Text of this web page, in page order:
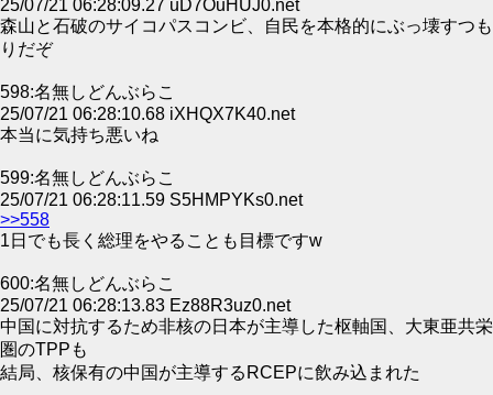
25/07/21 06:28:09.27 uD7OuHUJ0.net
森山と石破のサイコパスコンビ、自民を本格的にぶっ壊すつも
りだぞ
598:名無しどんぶらこ
25/07/21 06:28:10.68 iXHQX7K40.net
本当に気持ち悪いね
599:名無しどんぶらこ
25/07/21 06:28:11.59 S5HMPYKs0.net
>>558
1日でも長く総理をやることも目標ですw
600:名無しどんぶらこ
25/07/21 06:28:13.83 Ez88R3uz0.net
中国に対抗するため非核の日本が主導した枢軸国、大東亜共栄
圏のTPPも
結局、核保有の中国が主導するRCEPに飲み込まれた